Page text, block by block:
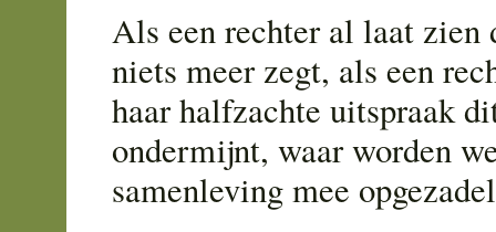
Als een rechter al laat zien
niets meer zegt, als een
haar halfzachte uitspraak
ondermijnt, waar worden
samenleving mee